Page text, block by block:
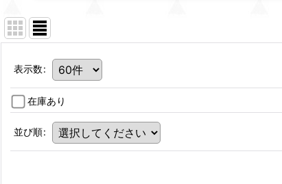
表示数:
在庫あり
並び順: